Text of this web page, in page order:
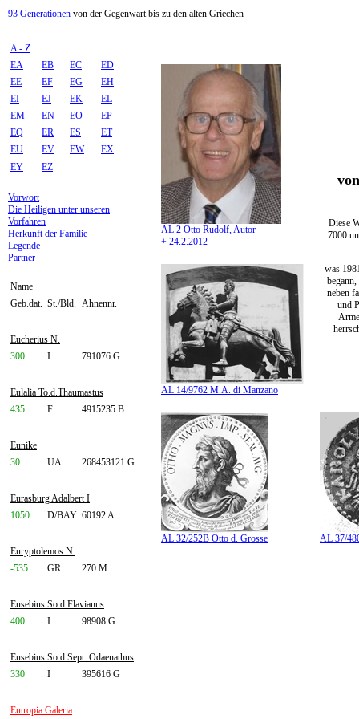
93 Generationen von der Gegenwart bis zu den alten Griechen
A - Z
EA
EB EC
ED
EE
EF EG
EH
EI
EJ EK
EL
EM
EN EO
EP
EQ
ER ES
ET
EU
EV EW
EX
EY
EZ
Vorwort
Die Heiligen unter unseren
Vorfahren
Herkunft der Familie
Legende
Partner
Name
Geb.dat. St./Bld. Ahnennr.
Eucherius N.
300
I 791076 G
Eulalia To.d.Thaumastus
435
F 4915235 B
Eunike
30
UA 268453121 G
Eurasburg Adalbert I
1050
D/BAY 60192 A
Euryptolemos N.
-535
GR 270 M
Eusebius So.d.Flavianus
400
I 98908 G
Eusebius So.d.Sept. Odaenathus
330
I 395616 G
Eutropia Galeria
AL 2 Otto Rudolf, Autor
+ 24.2.2012
Diese
7000
was
neben
und
AL 14/9762 M.A. di Manzano
AL 32/252B Otto d. Grosse AL 37/